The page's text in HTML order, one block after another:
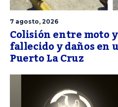
7 agosto, 2026
Colisión entre moto
fallecido y daños en
Puerto La Cruz